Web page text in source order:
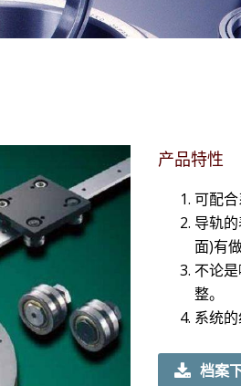
产品特性
可配合
导轨
面)有
不论
整。
系统
档案